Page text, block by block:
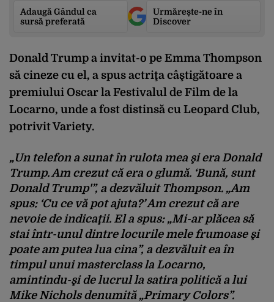
Adaugă Gândul ca
sursă preferată
Urmărește-ne în
Discover
Donald Trump a invitat-o pe Emma Thompson
să cineze cu el, a spus actriţa câştigătoare a
premiului Oscar la Festivalul de Film de la
Locarno, unde a fost distinsă cu Leopard Club,
potrivitVariety.
„Un telefon a sunat în rulota mea şiera Donald
Trump. Am crezut căera o glumă. ‘Bună, sunt
Donald Trump'”, a dezvăluitThompson. „Am
spus: ‘Cu ce văpotajuta?’ Am crezut căare
nevoiede indicaţii. El a spus: „Mi-ar plăcea să
stai într-unul dintre locurilemele frumoase şi
poateam putea lua cina”, a dezvăluit ea în
timpul unuimasterclass la Locarno,
amintindu-şide lucrulla satira politicăa lui
Mike Nichols denumită „Primary Colors”.